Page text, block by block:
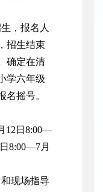
，报名人
招生结束
确定在清
学六年级
名摇号。
12日8:00—
8:00—7月
现场指导